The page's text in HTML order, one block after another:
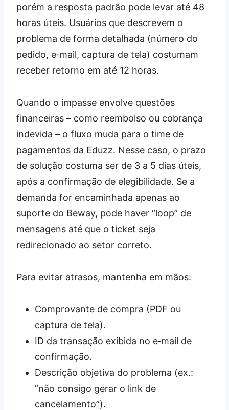
porém a resposta padrão pode levar até 48
horas úteis. Usuários que descrevem o
problema de forma detalhada (número do
pedido, e‑mail, captura de tela) costumam
receber retorno em até 12 horas.
Quando o impasse envolve questões
financeiras – como reembolso ou cobrança
indevida – o fluxo muda para o time de
pagamentos da Eduzz. Nesse caso, o prazo
de solução costuma ser de 3 a 5 dias úteis,
após a confirmação de elegibilidade. Se a
demanda for encaminhada apenas ao
suporte do Beway, pode haver “loop” de
mensagens até que o ticket seja
redirecionado ao setor correto.
Para evitar atrasos, mantenha em mãos:
Comprovante de compra (PDF ou
captura de tela).
ID da transação exibida no e‑mail de
confirmação.
Descrição objetiva do problema (ex.:
“não consigo gerar o link de
cancelamento”).